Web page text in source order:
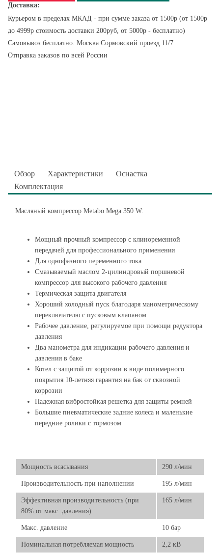
Доставка:
Курьером в пределах МКАД - при сумме заказа от 1500р (от 1500р
до 4999р стоимость доставки 200руб, от 5000р - бесплатно)
Самовывоз бесплатно: Москва Сормовский проезд 11/7
Отправка заказов по всей России
Обзор Характеристики
Оснастка
Комплектация
Масляный компрессор Metabo Mega 350 W:
Мощный прочный компрессор с клиноременной
передачей для профессионального применения
Для однофазного переменного тока
Смазываемый маслом 2-цилиндровый поршневой
компрессор для высокого рабочего давления
Термическая защита двигателя
Хороший холодный пуск благодаря манометрическому
переключателю с пусковым клапаном
Рабочее давление, регулируемое при помощи редуктора
давления
Два манометра для индикации рабочего давления и
давления в баке
Котел с защитой от коррозии в виде полимерного
покрытия 10-летняя гарантия на бак от сквозной
коррозии
Надежная вибростойкая решетка для защиты ремней
Большие пневматические задние колеса и маленькие
передние ролики с тормозом
Мощность всасывания 290 л/мин
Производительность при наполнении 195 л/мин
Эффективная производительность (при
80% от макс. давления)
165 л/мин
Макс. давление 10 бар
Номинальная потребляемая мощность 2,2 кВ